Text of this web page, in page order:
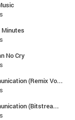
Minutes
No Cry
No Communication (Remix Voidos) Vj AuX
No Communication (Bitstream Club Mix)